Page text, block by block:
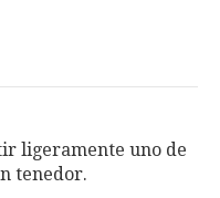
ligera­mente uno de
tenedor.